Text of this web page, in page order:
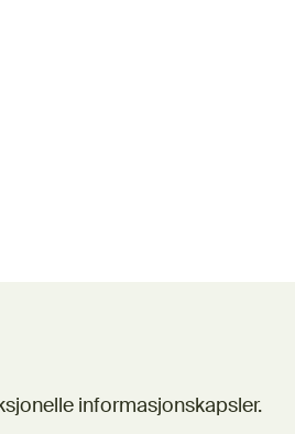
informasjonskapsler.